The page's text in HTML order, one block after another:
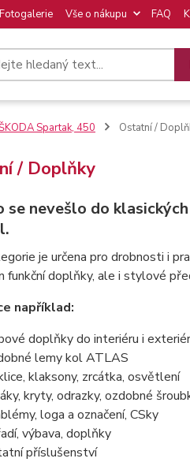
Fotogalerie Vše o nákupu FAQ
Spartak, 450 Ostatní /
/ Doplňky
se nevešlo do
je určena pro drobnosti i
funkční doplňky, ale i stylové
například:
doplňky do interiéru i
lemy kol ATLAS
klaksony, zrcátka, osvětlení
kryty, odrazky, ozdobné
loga a označení, CSky
výbava, doplňky
příslušenství